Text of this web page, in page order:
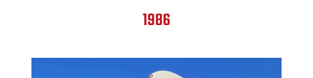
1986